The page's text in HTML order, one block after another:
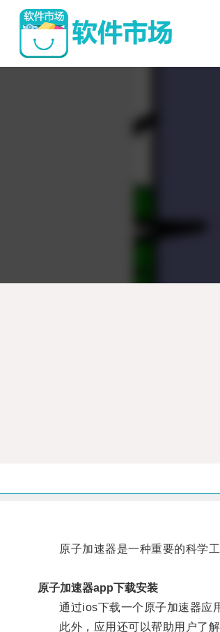
原子加速器是一种重要的科学工
原子加速器app下载安装
通过ios下载一个原子加速器应用
此外，应用还可以帮助用户了解